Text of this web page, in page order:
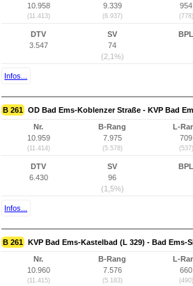
10.958
(11.413)
9.339
(6.937)
954
(778)
DTV
3.547
SV
74
(2,1%)
BPL
Infos...
B 261 OD Bad Ems-Koblenzer Straße - KVP Bad
Nr.
10.959
(11.414)
B-Rang
7.975
(5.578)
L-
709
(537)
DTV
6.430
SV
96
(1,5%)
BPL
Infos...
B 261 KVP Bad Ems-Kastelbad (L 329) - Bad Ems-
Nr.
10.960
(11.415)
B-Rang
7.576
(5.183)
L-
660
(490)